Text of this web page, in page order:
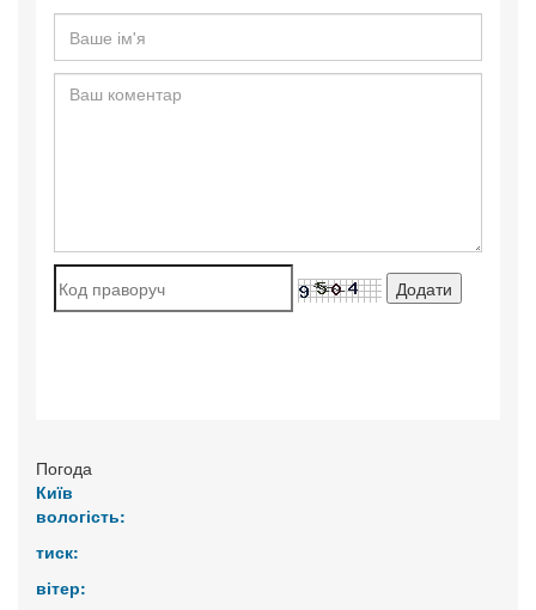
Погода
Київ
вологість:
тиск:
вітер: